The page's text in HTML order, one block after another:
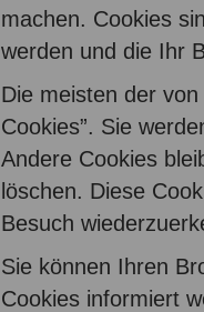
machen. Cookies
werden und die Ihr
Die meisten der
Cookies”. Sie
Andere Cookies
löschen. Diese
Besuch
Sie können Ihren
Cookies informiert